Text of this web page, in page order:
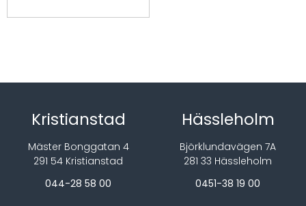
Kristianstad
Mäster Bonggatan 4
291 54 Kristianstad
044-28 58 00
Hässleholm
Björklundavägen 7A
281 33 Hässleholm
0451-38 19 00